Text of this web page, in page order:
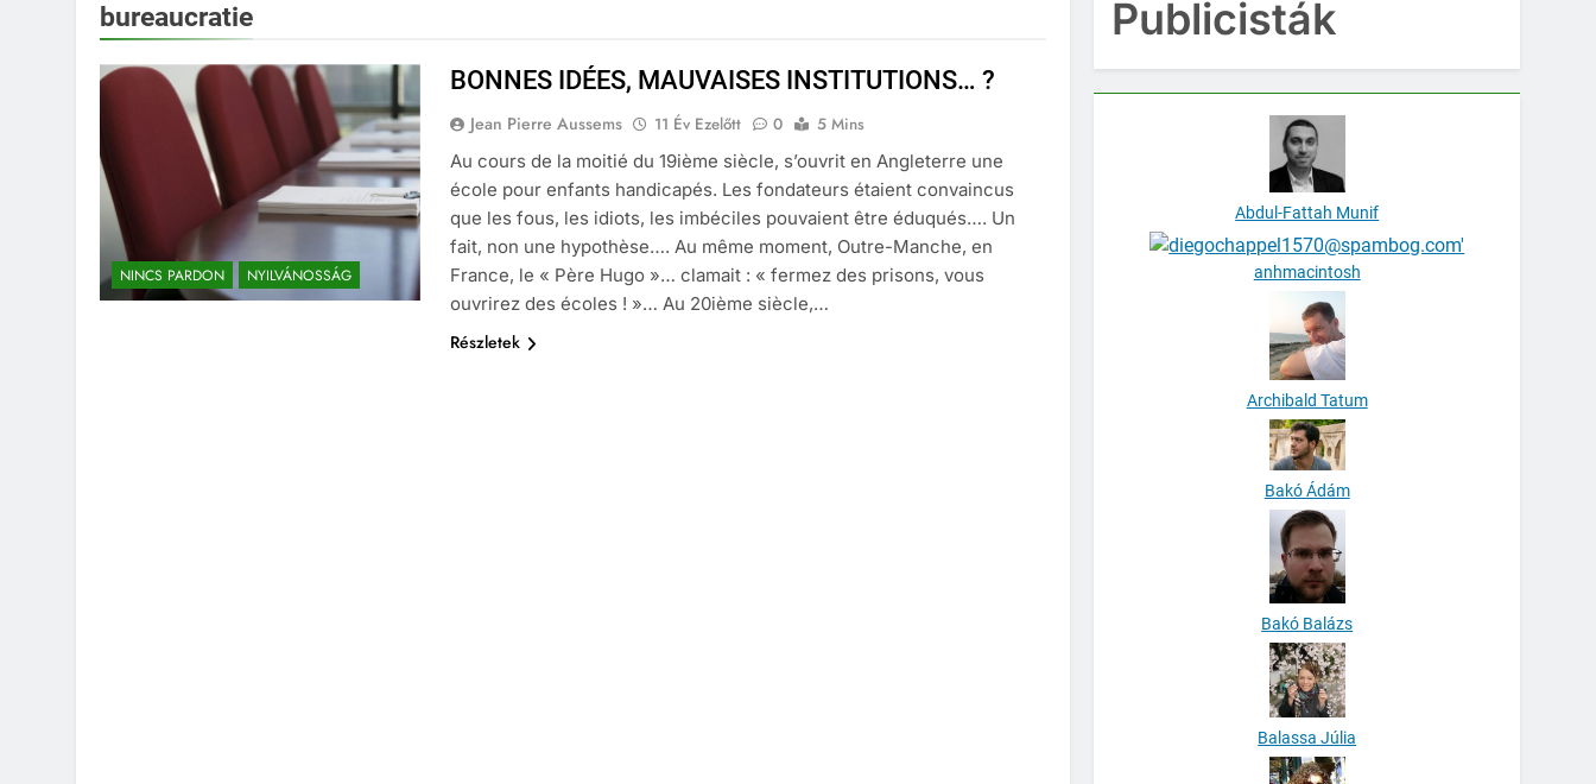
bureaucratie
NINCS PARDON NYILVÁNOSSÁG
BONNES IDÉES, MAUVAISES INSTITUTIONS… ?
Jean Pierre Aussems 11 Év Ezelőtt 0
5 Mins
Au cours de la moitié du 19ième siècle, s’ouvrit en Angleterre une
école pour enfants handicapés. Les fondateurs étaient convaincus
que les fous, les idiots, les imbéciles pouvaient être éduqués…. Un
fait, non une hypothèse…. Au même moment, Outre-Manche, en
France, le « Père Hugo »… clamait : « fermez des prisons, vous
ouvrirez des écoles ! »… Au 20ième siècle,…
Részletek
Publicisták
Abdul-Fattah Munif
anhmacintosh
Archibald Tatum
Bakó Ádám
Bakó Balázs
Balassa Júlia